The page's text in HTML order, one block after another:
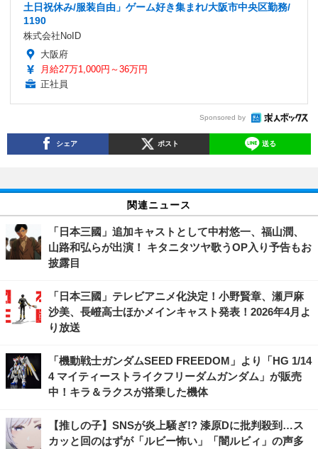
土日祝休み/服装自由」ゲーム好き集まれ/大阪市中央区勤務/
1190
株式会社NoID
大阪府
月給27万1,000円～36万円
正社員
Sponsored by
シェア ポスト 送る
関連ニュース
「日本三國」追加キャストとして中村悠一、福山潤、
山路和弘らが出演！ キタニタツヤ歌うOP入り予告もお
披露目
「日本三國」テレビアニメ化決定！小野賢章、瀬戸麻
沙美、長嶝高士ほかメインキャスト発表！2026年4月よ
り放送
「機動戦士ガンダムSEED FREEDOM」より「HG 1/14
4 マイティーストライクフリーダムガンダム」が販売
中！キラ＆ラクスが搭乗した機体
【推しの子】SNSが炎上騒ぎ!? 漆原Dに批判殺到…ス
カッと回のはずが「ルビー怖い」「闇ルビィ」の声多